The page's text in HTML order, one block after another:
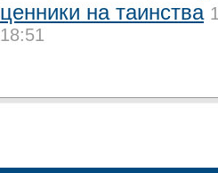
ценники на таинства
18:51